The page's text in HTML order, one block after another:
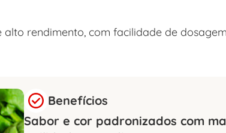
rendimento, com facilidade de
Benefícios
Sabor e cor padronizados com